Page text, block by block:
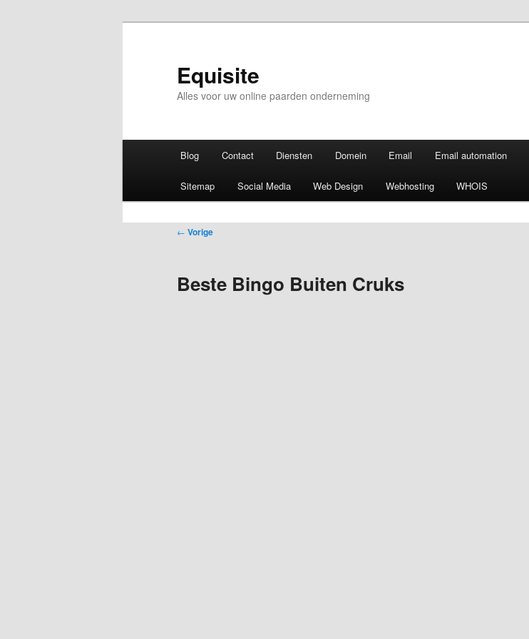
Equisite
Alles voor uw online paarden onderneming
Blog Contact Diensten Domein Email Email automation
Sitemap Social Media Web Design Webhosting WHOIS
Bericht
← Vorige
Beste Bingo Buiten Cruks